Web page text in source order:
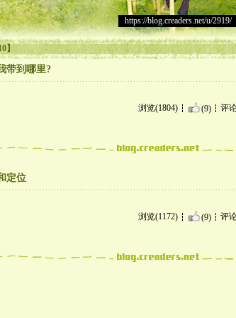
https://blog.creaders.net/u/2919/>
】
带到哪里?
浏览(1804) (9) 评
定位
浏览(1172) (9) 评